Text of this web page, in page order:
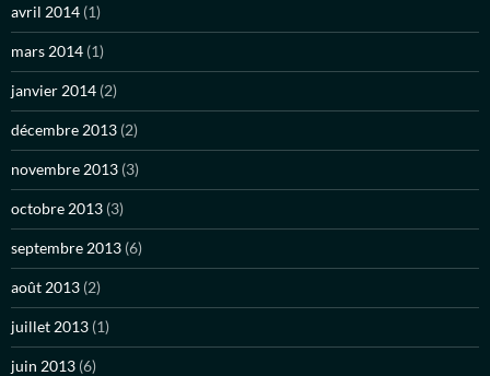
avril 2014 (1)
mars 2014 (1)
janvier 2014 (2)
décembre 2013 (2)
novembre 2013 (3)
octobre 2013 (3)
septembre 2013 (6)
août 2013 (2)
juillet 2013 (1)
juin 2013 (6)